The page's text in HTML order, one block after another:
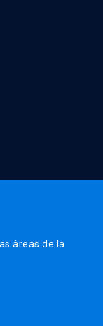
áreas de la